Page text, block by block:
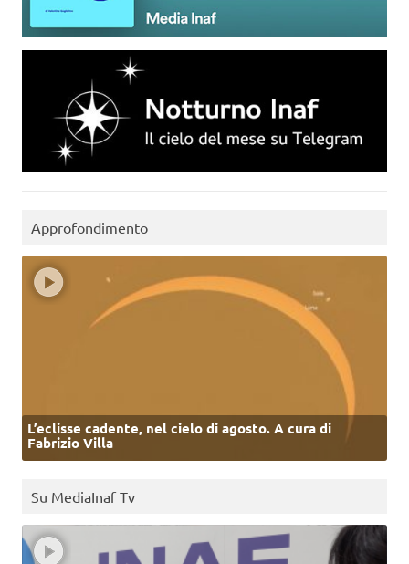
Approfondimento
L’eclisse cadente, nel cielo di agosto. A cura di
Fabrizio Villa
Su MediaInaf Tv